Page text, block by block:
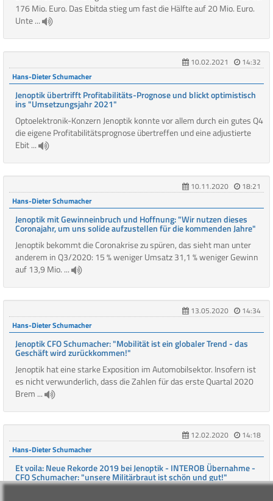
176 Mio. Euro. Das Ebitda stieg um fast die Hälfte auf 20 Mio. Euro.
Unte ...
10.02.2021
14:32
Hans-Dieter Schumacher
Jenoptik übertrifft Profitabilitäts-Prognose und blickt optimistisch
ins "Umsetzungsjahr 2021"
Optoelektronik-Konzern Jenoptik konnte vor allem durch ein gutes Q4
die eigene Profitabilitätsprognose übertreffen und eine adjustierte
Ebit ...
10.11.2020
18:21
Hans-Dieter Schumacher
Jenoptik mit Gewinneinbruch und Hoffnung: "Wir nutzen dieses
Coronajahr, um uns solide aufzustellen für die kommenden Jahre"
Jenoptik bekommt die Coronakrise zu spüren, das sieht man unter
anderem in Q3/2020: 15 % weniger Umsatz 31,1 % weniger Gewinn
auf 13,9 Mio. ...
13.05.2020
14:34
Hans-Dieter Schumacher
Jenoptik CFO Schumacher: "Mobilität ist ein globaler Trend - das
Geschäft wird zurückkommen!"
Jenoptik hat eine starke Exposition im Automobilsektor. Insofern ist
es nicht verwunderlich, dass die Zahlen für das erste Quartal 2020
Brem ...
12.02.2020
14:18
Hans-Dieter Schumacher
Et voila: Neue Rekorde 2019 bei Jenoptik - INTEROB Übernahme -
CFO Schumacher: "unsere Militärbraut ist schön und gut!"